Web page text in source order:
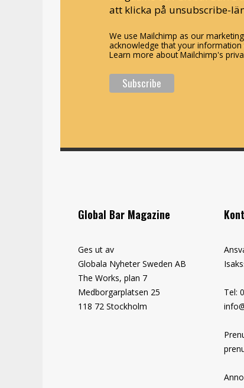
att klicka på unsubscribe-
We use Mailchimp as our
acknowledge that your
Learn more about Mailchimp's
Global Bar Magazine
Ges ut av
Globala Nyheter Sweden AB
The Works, plan 7
Medborgarplatsen 25
118 72 Stockholm
Tel: